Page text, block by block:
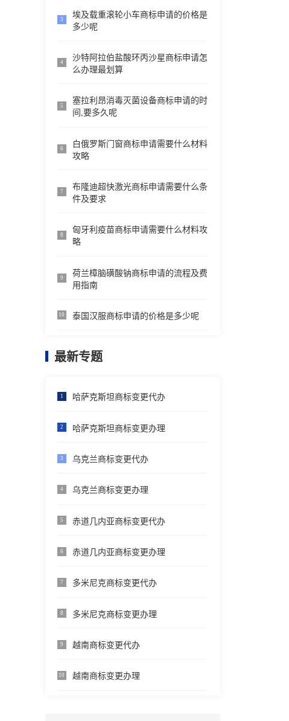
3
埃及载重滚轮小车商标申请的价格是
多少呢
4
沙特阿拉伯盐酸环丙沙星商标申请怎
么办理最划算
5
塞拉利昂消毒灭菌设备商标申请的时
间,要多久呢
6
白俄罗斯门窗商标申请需要什么材料
攻略
7
布隆迪超快激光商标申请需要什么条
件及要求
8
匈牙利疫苗商标申请需要什么材料攻
略
9
荷兰樟脑磺酸钠商标申请的流程及费
用指南
10 泰国汉服商标申请的价格是多少呢
最新专题
1 哈萨克斯坦商标变更代办
2 哈萨克斯坦商标变更办理
3 乌克兰商标变更代办
4 乌克兰商标变更办理
5 赤道几内亚商标变更代办
6 赤道几内亚商标变更办理
7 多米尼克商标变更代办
8 多米尼克商标变更办理
9 越南商标变更代办
10 越南商标变更办理